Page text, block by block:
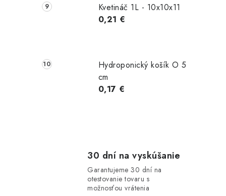
Kvetináč 1L - 10x10x11
0,21 €
Hydroponický košík O 5
cm
0,17 €
30 dní na vyskúšanie
Garantujeme 30 dní na
otestovanie tovaru s
možnosťou vrátenia